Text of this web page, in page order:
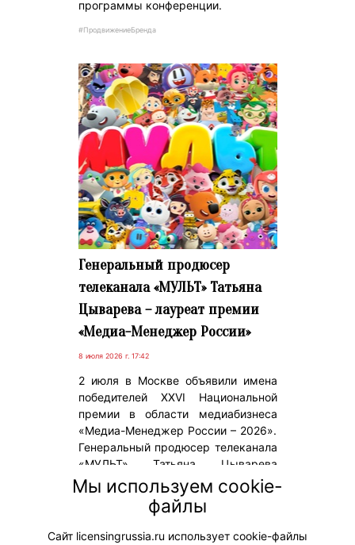
программы конференции.
#ПродвижениеБренда
Генеральный продюсер
телеканала «МУЛЬТ» Татьяна
Цыварева – лауреат премии
«Медиа-Менеджер России»
8 июля 2026 г. 17:42
2 июля в Москве объявили имена
победителей XXVI Национальной
премии в области медиабизнеса
«Медиа-Менеджер России – 2026».
Генеральный продюсер телеканала
«МУЛЬТ» Татьяна Цыварева
получила премию «За успешное
развитие детских телеканалов и
создание анимации медиахолдинга
“Цифровое Телевидение”».
Мы используем cookie-
файлы
Сайт licensingrussia.ru использует cookie-файлы